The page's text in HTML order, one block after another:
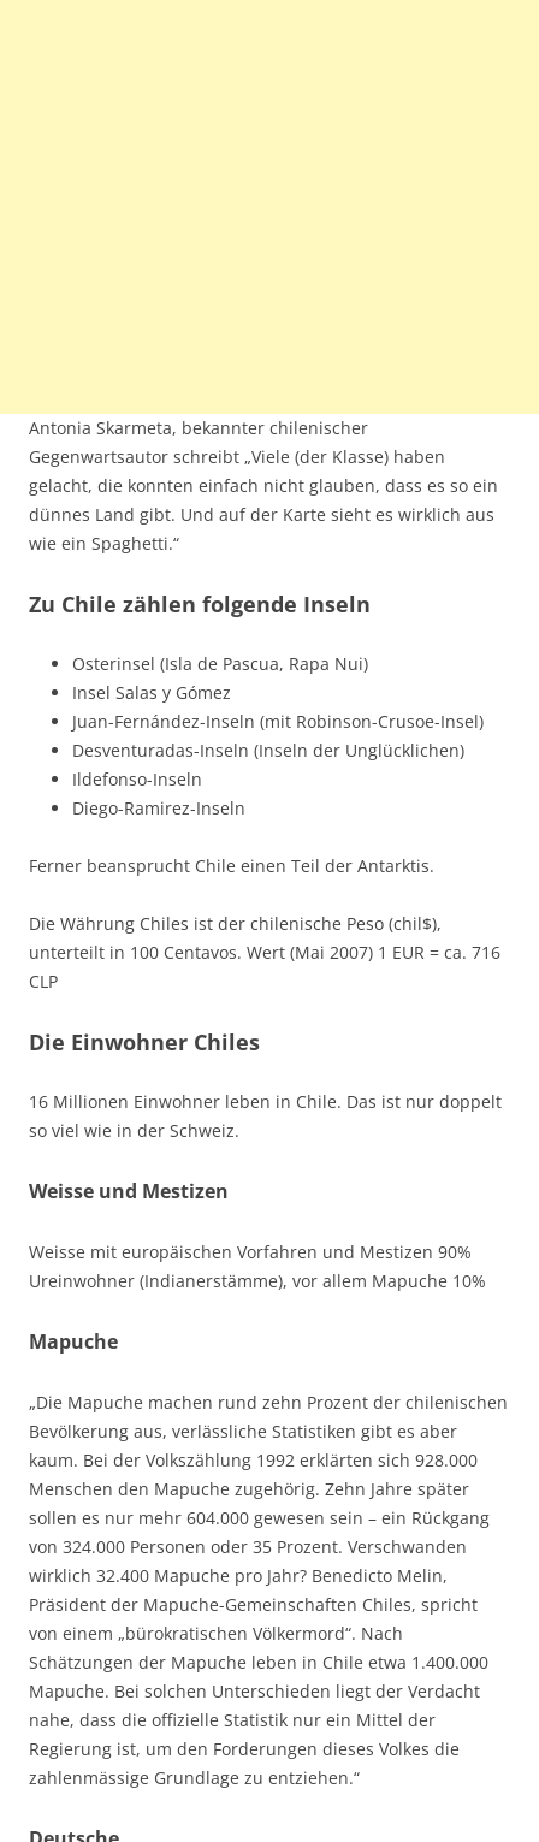
Antonia Skarmeta, bekannter chilenischer
Gegenwartsautor schreibt „Viele (der Klasse) haben
gelacht, die konnten einfach nicht glauben, dass es so ein
dünnes Land gibt. Und auf der Karte sieht es wirklich aus
wie ein Spaghetti.“
Zu Chile zählen folgende Inseln
Osterinsel (Isla de Pascua, Rapa Nui)
Insel Salas y Gómez
Juan-Fernández-Inseln (mit Robinson-Crusoe-Insel)
Desventuradas-Inseln (Inseln der Unglücklichen)
Ildefonso-Inseln
Diego-Ramirez-Inseln
Ferner beansprucht Chile einen Teil der Antarktis.
Die Währung Chiles ist der chilenische Peso (chil$),
unterteilt in 100 Centavos. Wert (Mai 2007) 1 EUR = ca. 716
CLP
Die Einwohner Chiles
16 Millionen Einwohner leben in Chile. Das ist nur doppelt
so viel wie in der Schweiz.
Weisse und Mestizen
Weisse mit europäischen Vorfahren und Mestizen 90%
Ureinwohner (Indianerstämme), vor allem Mapuche 10%
Mapuche
„Die Mapuche machen rund zehn Prozent der chilenischen
Bevölkerung aus, verlässliche Statistiken gibt es aber
kaum. Bei der Volkszählung 1992 erklärten sich 928.000
Menschen den Mapuche zugehörig. Zehn Jahre später
sollen es nur mehr 604.000 gewesen sein – ein Rückgang
von 324.000 Personen oder 35 Prozent. Verschwanden
wirklich 32.400 Mapuche pro Jahr? Benedicto Melin,
Präsident der Mapuche-Gemeinschaften Chiles, spricht
von einem „bürokratischen Völkermord“. Nach
Schätzungen der Mapuche leben in Chile etwa 1.400.000
Mapuche. Bei solchen Unterschieden liegt der Verdacht
nahe, dass die offizielle Statistik nur ein Mittel der
Regierung ist, um den Forderungen dieses Volkes die
zahlenmässige Grundlage zu entziehen.“